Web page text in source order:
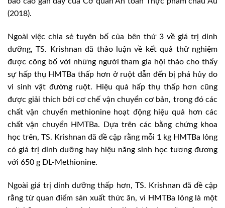
(2018).
Ngoài việc chia sẻ tuyên bố của bên thứ 3 về giá trị dinh
dưỡng, TS. Krishnan đã thảo luận về kết quả thử nghiệm
được công bố với những người tham gia hội thảo cho thấy
sự hấp thụ HMTBa thấp hơn ở ruột dẫn đến bị phá hủy do
vi sinh vật đường ruột. Hiệu quả hấp thụ thấp hơn cũng
được giải thích bởi cơ chế vận chuyển cơ bản, trong đó các
chất vận chuyển methionine hoạt động hiệu quả hơn các
chất vận chuyển HMTBa. Dựa trên các bằng chứng khoa
học trên, TS. Krishnan đã đề cập rằng mỗi 1 kg HMTBa lỏng
có giá trị dinh dưỡng hay hiệu năng sinh học tương đương
với 650 g DL-Methionine.
Ngoài giá trị dinh dưỡng thấp hơn, TS. Krishnan đã đề cập
rằng từ quan điểm sản xuất thức ăn, vì HMTBa lỏng là một